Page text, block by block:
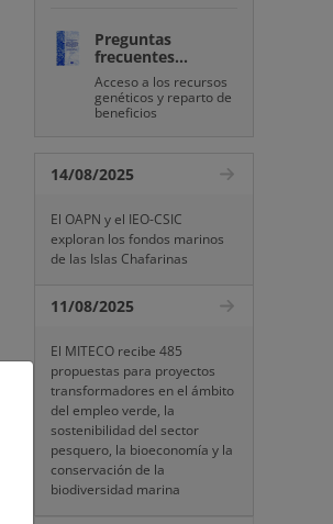
Preguntas
frecuentes...
Acceso a los recursos
genéticos y reparto de
beneficios
14/08/2025
El OAPN y el IEO-CSIC
exploran los fondos marinos
de las Islas Chafarinas
11/08/2025
El MITECO recibe 485
propuestas para proyectos
transformadores en el ámbito
del empleo verde, la
sostenibilidad del sector
pesquero, la bioeconomía y la
conservación de la
biodiversidad marina